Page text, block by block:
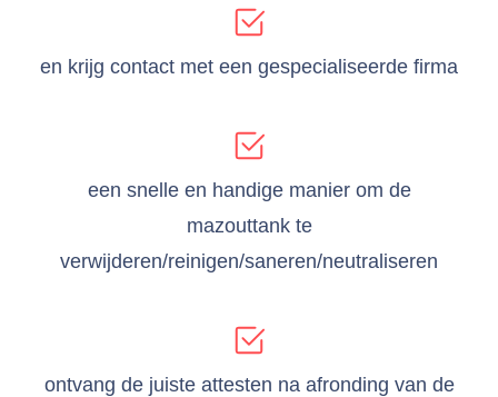
en krijg contact met een gespecialiseerde firma
een snelle en handige manier om de
mazouttank te
verwijderen/reinigen/saneren/neutraliseren
ontvang de juiste attesten na afronding van de